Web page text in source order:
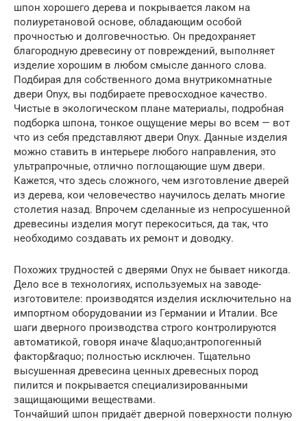
шпон хорошего дерева и покрывается лаком на
полиуретановой основе, обладающим особой
прочностью и долговечностью. Он предохраняет
благородную древесину от повреждений, выполняет
изделие хорошим в любом смысле данного слова.
Подбирая для собственного дома внутрикомнатные
двери Onyx, вы подбираете превосходное качество.
Чистые в экологическом плане материалы, подробная
подборка шпона, тонкое ощущение меры во всем — вот
что из себя представляют двери Onyx. Данные изделия
можно ставить в интерьере любого направления, это
ультрапрочные, отлично поглощающие шум двери.
Кажется, что здесь сложного, чем изготовление дверей
из дерева, кои человечество научилось делать многие
столетия назад. Впрочем сделанные из непросушенной
древесины изделия могут перекоситься, да так, что
необходимо создавать их ремонт и доводку.
Похожих трудностей с дверями Onyx не бывает никогда.
Дело все в технологиях, используемых на заводе-
изготовителе: производятся изделия исключительно на
импортном оборудовании из Германии и Италии. Все
шаги дверного производства строго контролируются
автоматикой, говоря иначе &laquo;антропогенный
фактор&raquo; полностью исключен. Тщательно
высушенная древесина ценных древесных пород
пилится и покрывается специализированными
защищающими веществами.
Тончайший шпон придаёт дверной поверхности полную